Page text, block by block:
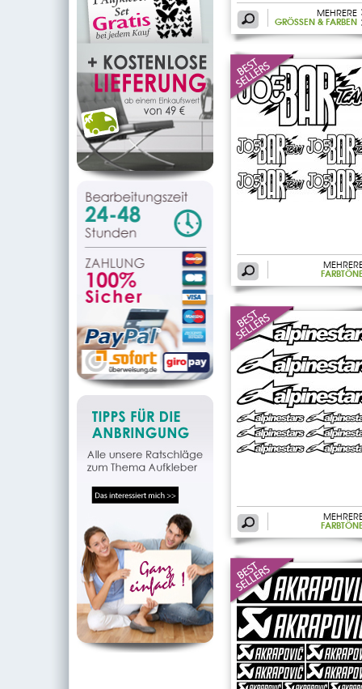
MEHRERE
GRÖSSEN & FARBEN